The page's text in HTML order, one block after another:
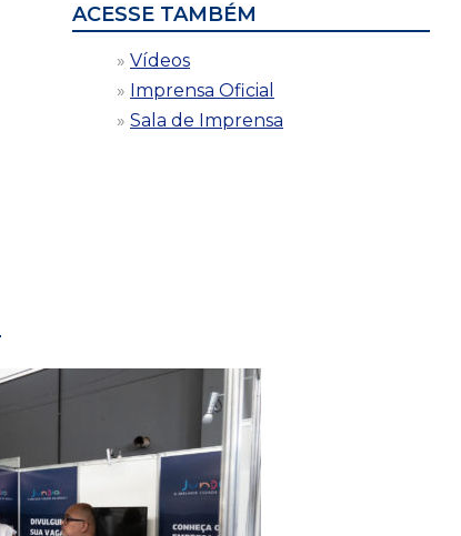
ACESSE TAMBÉM
Vídeos
Imprensa Oficial
Sala de Imprensa